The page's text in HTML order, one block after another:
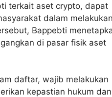
terkait aset crypto, dapat
dalam
Bappebti
di pasar fisik aset
daftar, wajib melakukan
kepastian hukum dan